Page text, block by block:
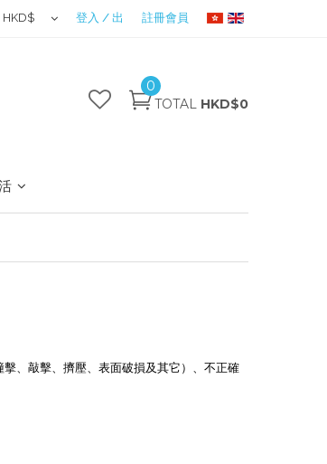
HKD$ 登入 / 出 註冊會員
0
TOTAL HKD$0
、敲擊、擠壓、表面破損及其它）、不正確